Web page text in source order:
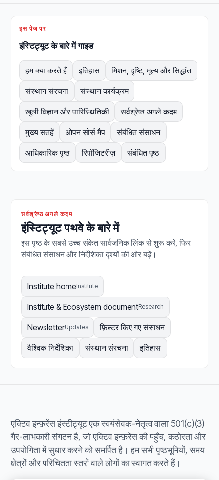
इस पेज पर
इंस्टिट्यूट के बारे में गाइड
हम क्या करते हैं इतिहास मिशन, दृष्टि, मूल्य और सिद्धांत
संस्थान संरचना संस्थान कार्यक्रम
खुली विज्ञान और पारिस्थितिकी सर्वश्रेष्ठ अगले कदम
मुख्य सतहें ओपन सोर्स मैप संबंधित संसाधन
आधिकारिक पृष्ठ रिपॉजिटरीज़ संबंधित पृष्ठ
सर्वश्रेष्ठ अगले कदम
इंस्टिट्यूट पथवे के बारे में
इस पृष्ठ के सबसे उच्च संकेत सार्वजनिक लिंक से शुरू करें, फिर
संबंधित संसाधन और निर्देशिका दृश्यों की ओर बढ़ें।
Institute homeInstitute
Institute & Ecosystem documentResearch
NewsletterUpdates फ़िल्टर किए गए संसाधन
वैश्विक निर्देशिका संस्थान संरचना इतिहास
एक्टिव इन्फ़रेंस इंस्टीट्यूट एक स्वयंसेवक-नेतृत्व वाला 501(c)(3)
गैर-लाभकारी संगठन है, जो एक्टिव इन्फ़रेंस की पहुँच, कठोरता और
उपयोगिता में सुधार करने को समर्पित है। हम सभी पृष्ठभूमियों, समय
क्षेत्रों और परिचितता स्तरों वाले लोगों का स्वागत करते हैं।